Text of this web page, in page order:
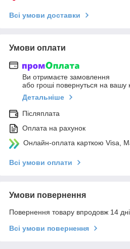
Всі умови доставки
Умови оплати
Ви отримаєте замовлення
або гроші повернуться на вашу
Детальніше
Післяплата
Оплата на рахунок
Онлайн-оплата карткою Visa,
Всі умови оплати
Умови повернення
Повернення товару впродовж 14
Всі умови повернення